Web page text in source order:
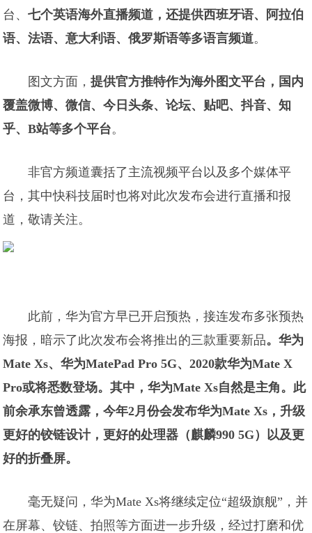
台、七个英语海外直播频道，还提供西班牙语、阿拉伯
语、法语、意大利语、俄罗斯语等多语言频道。
图文方面，提供官方推特作为海外图文平台，国内
覆盖微博、微信、今日头条、论坛、贴吧、抖音、知
乎、B站等多个平台。
非官方频道囊括了主流视频平台以及多个媒体平
台，其中快科技届时也将对此次发布会进行直播和报
道，敬请关注。
此前，华为官方早已开启预热，接连发布多张预热
海报，暗示了此次发布会将推出的三款重要新品。华为
Mate Xs、华为MatePad Pro 5G、2020款华为Mate X
Pro或将悉数登场。其中，华为Mate Xs自然是主角。此
前余承东曾透露，今年2月份会发布华为Mate Xs，升级
更好的铰链设计，更好的处理器（麒麟990 5G）以及更
好的折叠屏。
毫无疑问，华为Mate Xs将继续定位“超级旗舰”，并
在屏幕、铰链、拍照等方面进一步升级，经过打磨和优